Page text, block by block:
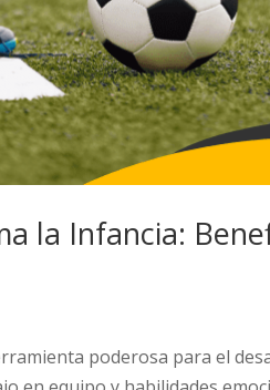
la Infancia:
poderosa para el